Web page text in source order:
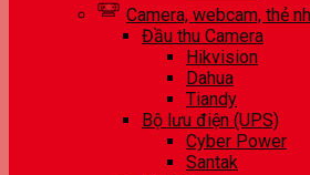
Camera, webcam, thẻ
Đầu thu Camera
Hikvision
Dahua
Tiandy
Bộ lưu điện (UPS)
Cyber Power
Santak